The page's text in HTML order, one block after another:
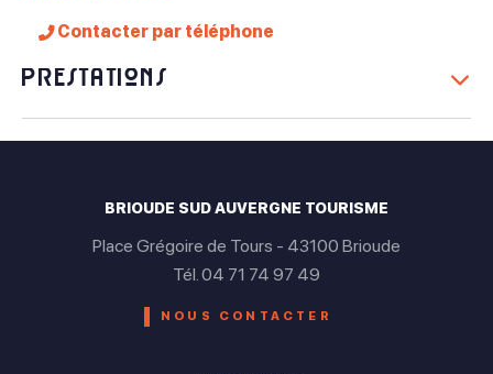
Contacter par téléphone
Prestations
Équipements
BRIOUDE SUD AUVERGNE TOURISME
Place Grégoire de Tours - 43100 Brioude
Tél. 04 71 74 97 49
NOUS CONTACTER